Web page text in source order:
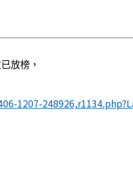
Rights Reserved.
放榜，
1207-